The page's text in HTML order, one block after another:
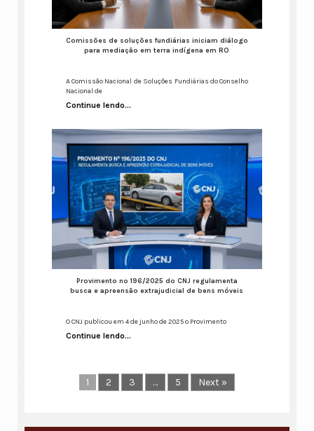
Comissões de soluções fundiárias iniciam diálogo
para mediação em terra indígena em RO
A Comissão Nacional de Soluções Fundiárias do Conselho
Nacional de
Continue lendo...
Provimento nº 196/2025 do CNJ regulamenta
busca e apreensão extrajudicial de bens móveis
O CNJ publicou em 4 de junho de 2025 o Provimento
Continue lendo...
1 2 3 … 5 Next »